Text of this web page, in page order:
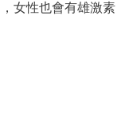
女性也會有雄激素